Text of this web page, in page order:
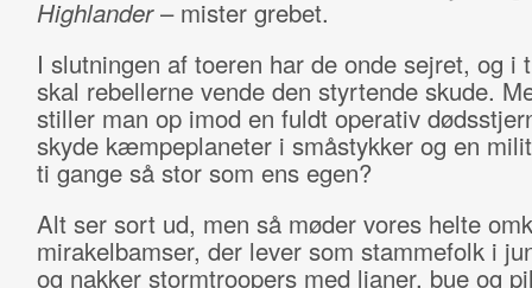
Highlander– mister grebet.
I slutningen af toeren har de onde sejret, og i
skal rebellerne vende den styrtende skude.
stiller man op imod en fuldt operativ
skyde kæmpeplaneter i småstykker og en
ti gange så stor som ens egen?
Alt ser sort ud, men så møder vores helte
mirakelbamser, der lever som stammefolk i
og nakker stormtroopers med lianer, bue og